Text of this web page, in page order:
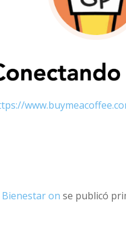
Bienestar on se publicó